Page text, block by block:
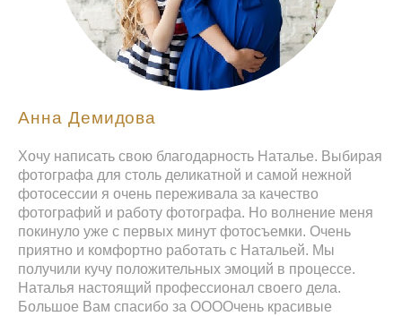
Анна Демидова
Хочу написать свою благодарность Наталье. Выбирая
фотографа для столь деликатной и самой нежной
фотосессии я очень переживала за качество
фотографий и работу фотографа. Но волнение меня
покинуло уже с первых минут фотосъемки. Очень
приятно и комфортно работать с Натальей. Мы
получили кучу положительных эмоций в процессе.
Наталья настоящий профессионал своего дела.
Большое Вам спасибо за ООООчень красивые